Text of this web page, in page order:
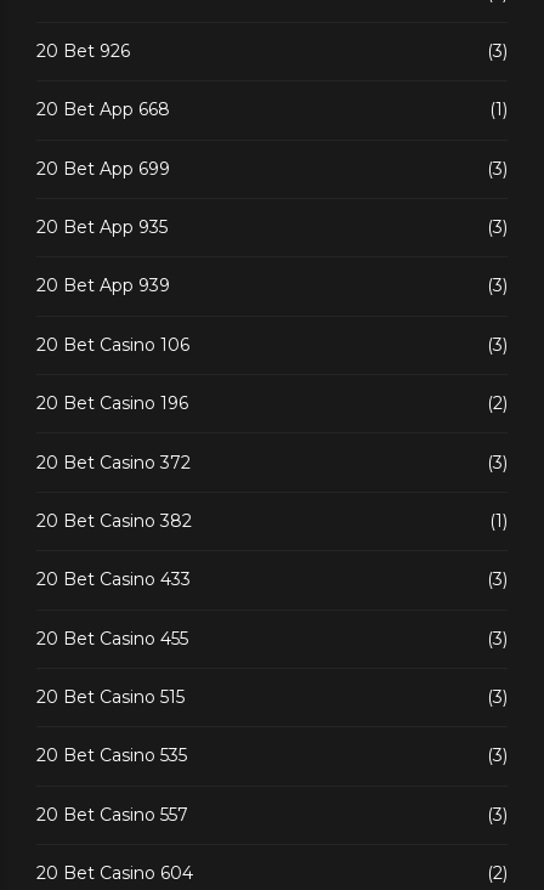
20 Bet 926 (3)
20 Bet App 668 (1)
20 Bet App 699 (3)
20 Bet App 935 (3)
20 Bet App 939 (3)
20 Bet Casino 106 (3)
20 Bet Casino 196 (2)
20 Bet Casino 372 (3)
20 Bet Casino 382 (1)
20 Bet Casino 433 (3)
20 Bet Casino 455 (3)
20 Bet Casino 515 (3)
20 Bet Casino 535 (3)
20 Bet Casino 557 (3)
20 Bet Casino 604 (2)